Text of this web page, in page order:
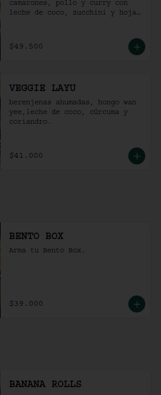
camarones, pollo y curry con
leche de coco, zucchini y hojas
$49.500
VEGGIE LAYU
berenjenas ahumadas, hongo wan
yee,leche de coco, cúrcuma y
coriandro.
$41.000
BENTO BOX
Arma tu Bento Box.
$39.000
BANANA ROLLS